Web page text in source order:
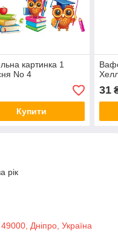
картинка 1
No 4
Купити
31
рік
Дніпро, Україна